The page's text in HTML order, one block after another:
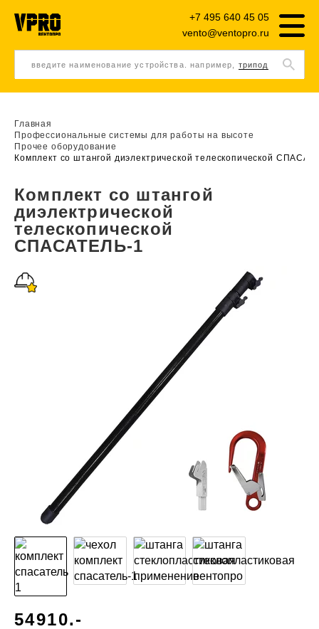
введите наименование устройства. например, трипод
vento@ventopro.ru
+7 495 640 45 05
Главная
Профессиональные системы для работы на высоте
Прочее оборудование
Комплект со штангой диэлектрической телескопической
Комплект со штангой
диэлектрической
телескопической
СПАСАТЕЛЬ-1
54910.-